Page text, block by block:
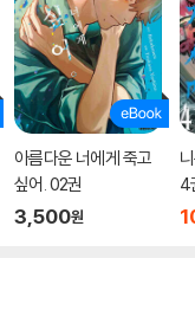
아름다운 너에게 죽고
싶어. 02권
3,500원
4